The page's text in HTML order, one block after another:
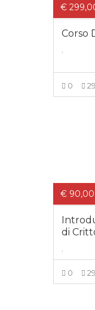
€
Corso
,
0 29
€ 90,00
di
,
0 29